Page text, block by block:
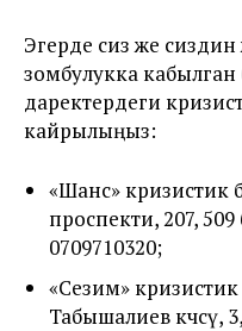
Эгерде сиз же
зомбулукка кабылган
даректердеги
кайрылыңыз:
«Шанс» кризистик
проспекти, 207,
0709710320;
«Сезим»
Табышалиев көчөсү,